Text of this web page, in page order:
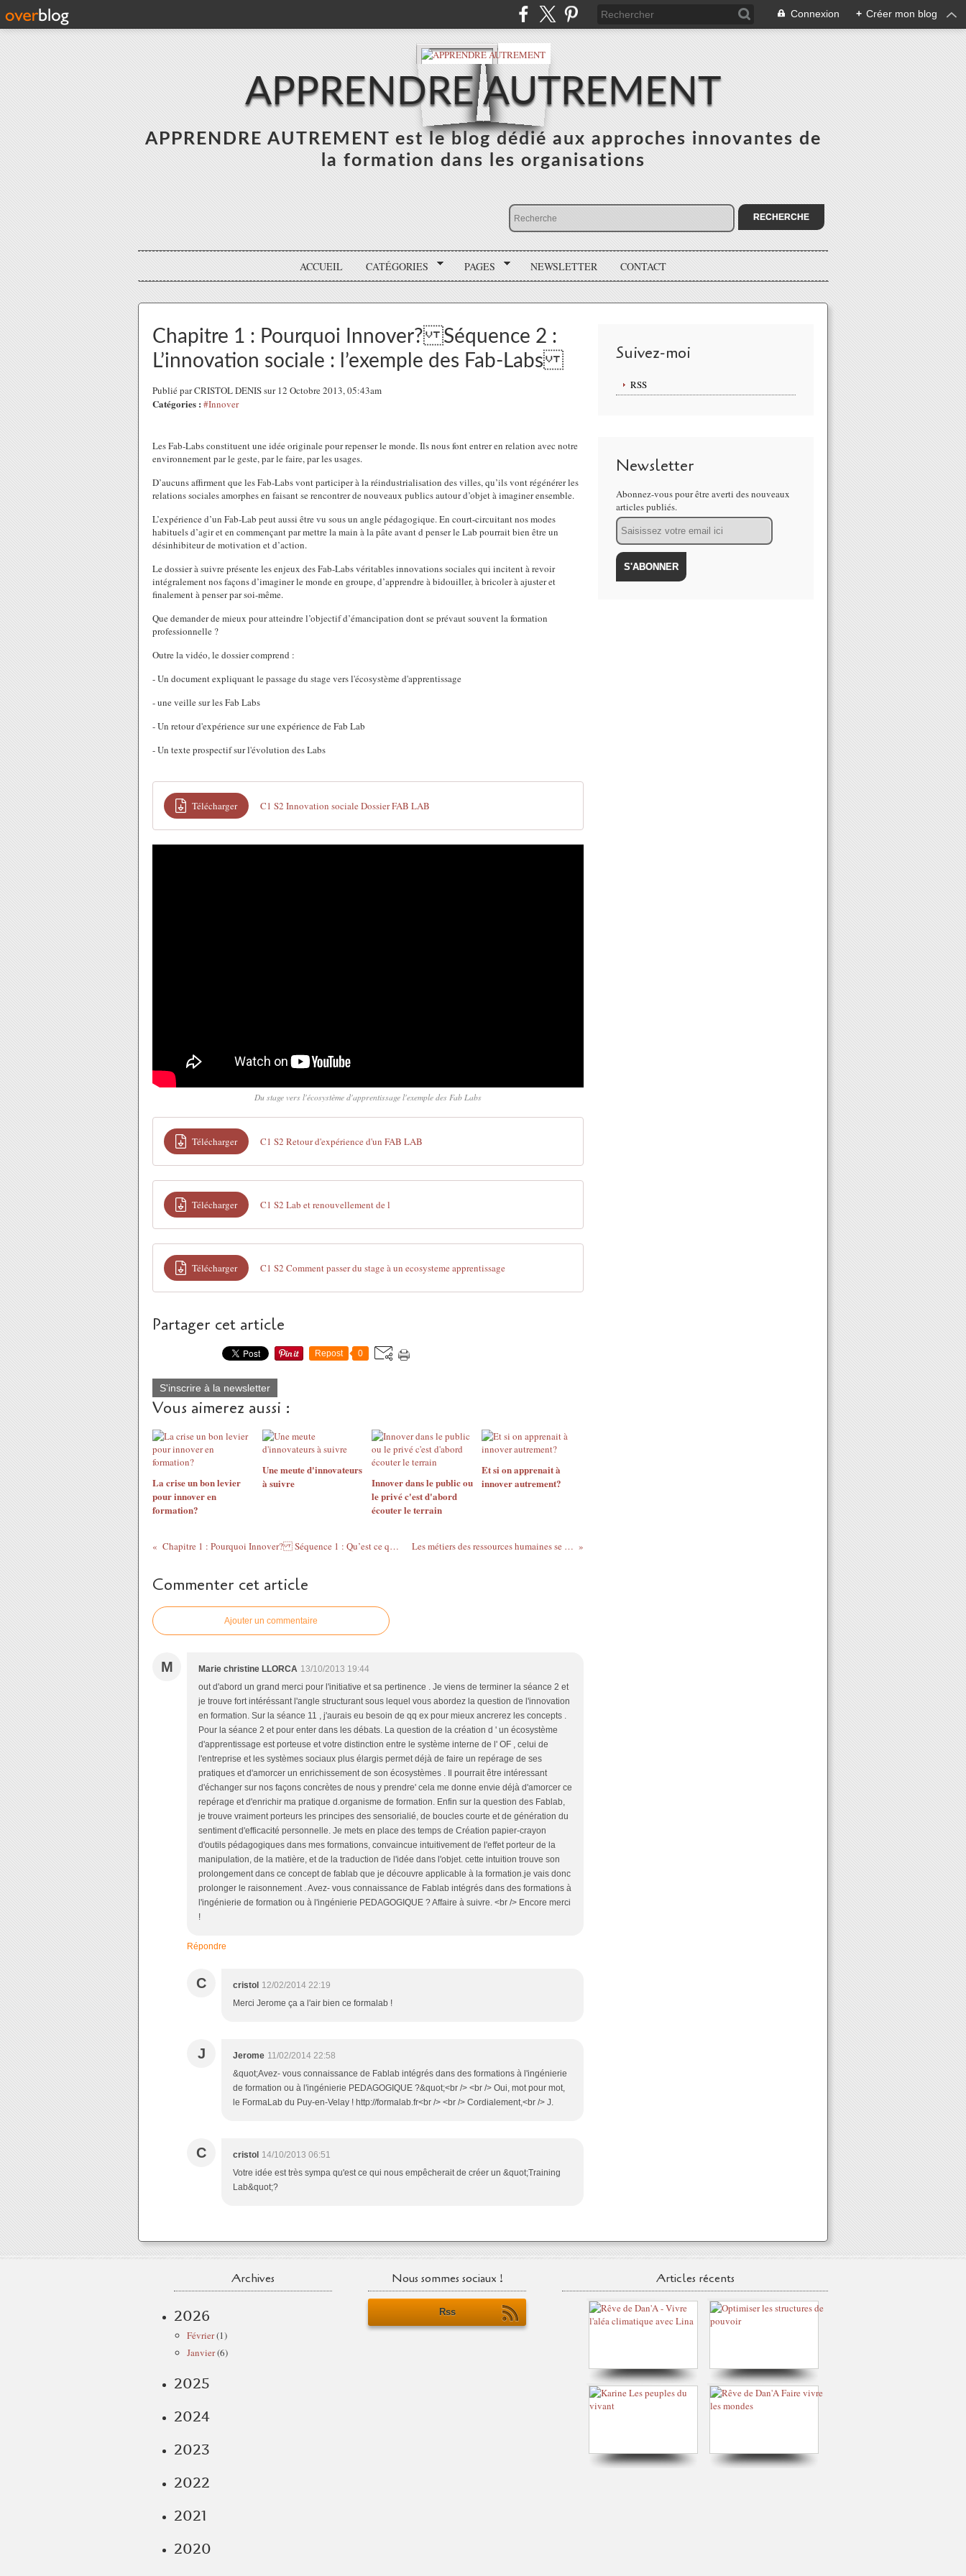
Connexion + Créer mon blog
APPRENDRE AUTREMENT
APPRENDRE AUTREMENT est le blog dédié aux approches innovantes de
la formation dans les organisations
ACCUEIL CATÉGORIES PAGES NEWSLETTER CONTACT
Chapitre 1 : Pourquoi Innover? Séquence 2 :
L’innovation sociale : l’exemple des Fab-Labs
Publié par CRISTOL DENIS sur 12 Octobre 2013, 05:43am
Catégories : #Innover
Les Fab-Labs constituent une idée originale pour repenser le monde. Ils nous font entrer en relation avec notre
environnement par le geste, par le faire, par les usages.
D’aucuns affirment que les Fab-Labs vont participer à la réindustrialisation des villes, qu’ils vont régénérer les
relations sociales amorphes en faisant se rencontrer de nouveaux publics autour d’objet à imaginer ensemble.
L’expérience d’un Fab-Lab peut aussi être vu sous un angle pédagogique. En court-circuitant nos modes
habituels d’agir et en commençant par mettre la main à la pâte avant d penser le Lab pourrait bien être un
désinhibiteur de motivation et d’action.
Le dossier à suivre présente les enjeux des Fab-Labs véritables innovations sociales qui incitent à revoir
intégralement nos façons d’imaginer le monde en groupe, d’apprendre à bidouiller, à bricoler à ajuster et
finalement à penser par soi-même.
Que demander de mieux pour atteindre l’objectif d’émancipation dont se prévaut souvent la formation
professionnelle ?
Outre la vidéo, le dossier comprend :
- Un document expliquant le passage du stage vers l'écosystème d'apprentissage
- une veille sur les Fab Labs
- Un retour d'expérience sur une expérience de Fab Lab
- Un texte prospectif sur l'évolution des Labs
Télécharger C1 S2 Innovation sociale Dossier FAB LAB
Du stage vers l'écosystème d'apprentissage l'exemple des Fab Labs
Télécharger C1 S2 Retour d'expérience d'un FAB LAB
Télécharger C1 S2 Lab et renouvellement de l
Télécharger C1 S2 Comment passer du stage à un ecosysteme apprentissage
Partager cet article
Repost 0
S'inscrire à la newsletter
Vous aimerez aussi :
La crise un bon levier
pour innover en
formation?
Une meute d'innovateurs
à suivre
Innover dans le public ou
le privé c'est d'abord
écouter le terrain
Et si on apprenait à
innover autrement?
Chapitre 1 : Pourquoi Innover? Séquence 1 : Qu’est ce qu’innover en formation? Les métiers des ressources humaines se professionnalisent
Commenter cet article
Ajouter un commentaire
M Marie christine LLORCA 13/10/2013 19:44
out d'abord un grand merci pour l'initiative et sa pertinence . Je viens de terminer la séance 2 et
je trouve fort intéréssant l'angle structurant sous lequel vous abordez la question de l'innovation
en formation. Sur la séance 11 , j'aurais eu besoin de qq ex pour mieux ancrerez les concepts .
Pour la séance 2 et pour enter dans les débats. La question de la création d ' un écosystème
d'apprentissage est porteuse et votre distinction entre le système interne de l' OF , celui de
l'entreprise et les systèmes sociaux plus élargis permet déjà de faire un repérage de ses
pratiques et d'amorcer un enrichissement de son écosystèmes . Il pourrait être intéressant
d'échanger sur nos façons concrètes de nous y prendre' cela me donne envie déjà d'amorcer ce
repérage et d'enrichir ma pratique d.organisme de formation. Enfin sur la question des Fablab,
je trouve vraiment porteurs les principes des sensorialié, de boucles courte et de génération du
sentiment d'efficacité personnelle. Je mets en place des temps de Création papier-crayon
d'outils pédagogiques dans mes formations, convaincue intuitivement de l'effet porteur de la
manipulation, de la matière, et de la traduction de l'idée dans l'objet. cette intuition trouve son
prolongement dans ce concept de fablab que je découvre applicable à la formation.je vais donc
prolonger le raisonnement . Avez- vous connaissance de Fablab intégrés dans des formations à
l'ingénierie de formation ou à l'ingénierie PEDAGOGIQUE ? Affaire à suivre. <br /> Encore merci
!
Répondre
C cristol 12/02/2014 22:19
Merci Jerome ça a l'air bien ce formalab !
J Jerome 11/02/2014 22:58
&quot;Avez- vous connaissance de Fablab intégrés dans des formations à l'ingénierie
de formation ou à l'ingénierie PEDAGOGIQUE ?&quot;<br /> <br /> Oui, mot pour mot,
le FormaLab du Puy-en-Velay ! http://formalab.fr<br /> <br /> Cordialement,<br /> J.
C cristol 14/10/2013 06:51
Votre idée est très sympa qu'est ce qui nous empêcherait de créer un &quot;Training
Lab&quot;?
Suivez-moi
RSS
Newsletter
Abonnez-vous pour être averti des nouveaux
articles publiés.
Email
Archives
2026
Février(1)
Janvier(6)
2025
2024
2023
2022
2021
2020
Nous sommes sociaux !
Rss
Articles récents